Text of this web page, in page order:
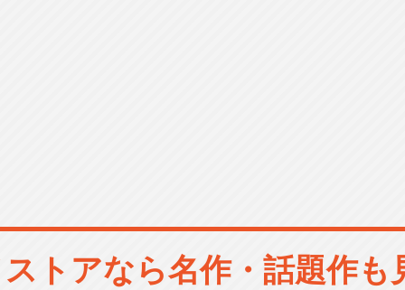
トアなら名作・話題作も